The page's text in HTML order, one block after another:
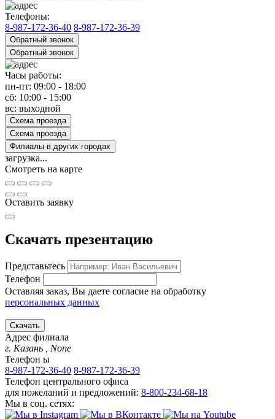
Телефоны:
8-987-172-36-40 8-987-172-36-39
Обратный звонок
Обратный звонок
Часы работы:
пн-пт: 09:00 - 18:00
сб: 10:00 - 15:00
вс: выходной
Схема проезда
Схема проезда
Филиалы в других городах
загрузка...
Смотреть на карте
Оставить заявку
Скачать презентацию
Представьтесь
Телефон
Оставляя заказ, Вы даете согласие на обработку
персональных данных
Скачать
Адрес филиала
г. Казань
, None
Телефон ы
8-987-172-36-40 8-987-172-36-39
Телефон центрального офиса
для пожеланий и предложений: 8-800-234-68-18
Мы в соц. сетях: